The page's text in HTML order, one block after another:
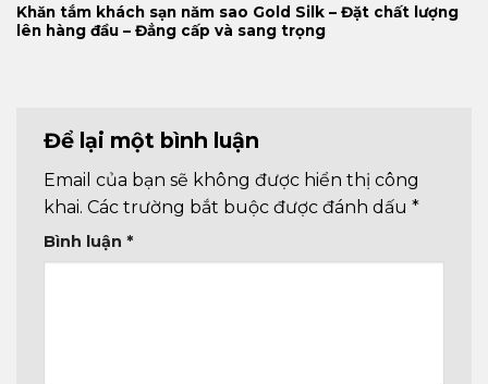
Khăn tắm khách sạn năm sao Gold Silk – Đặt chất lượng
lên hàng đầu – Đẳng cấp và sang trọng
Để lại một bình luận
Email của bạn sẽ không được hiển thị công
khai. Các trường bắt buộc được đánh dấu *
Bình luận *